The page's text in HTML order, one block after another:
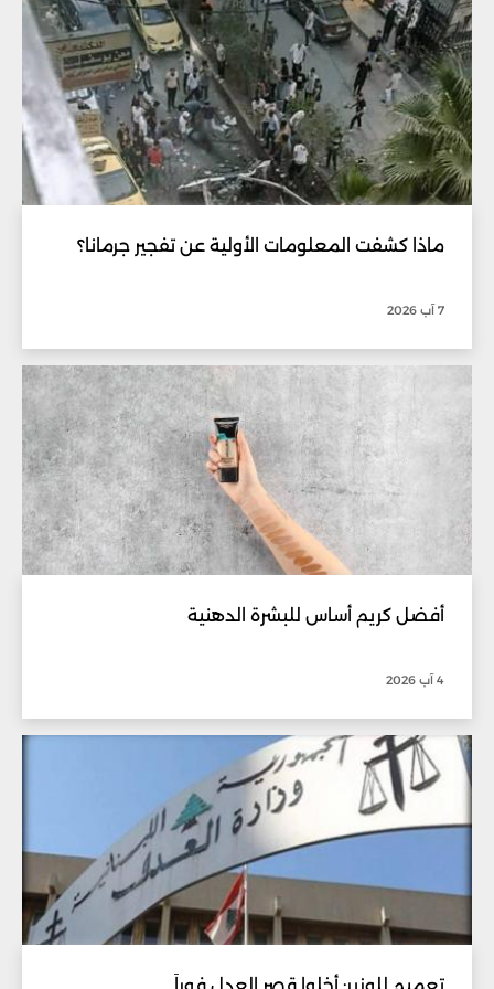
ماذا كشفت المعلومات الأولية عن تفجير جرمانا؟
7 آب 2026
أفضل كريم أساس للبشرة الدهنية
4 آب 2026
تعميم للوزير: أخلوا قصر العدل فوراً